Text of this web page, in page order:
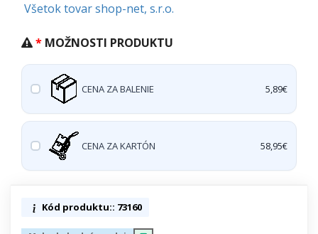
Všetok tovar shop-net, s.r.o.
MOŽNOSTI PRODUKTU
CENA ZA BALENIE 5,89€
CENA ZA KARTÓN 58,95€
Kód produktu:: 73160